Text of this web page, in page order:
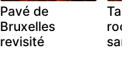
Pavé de
Bruxelles
revisité